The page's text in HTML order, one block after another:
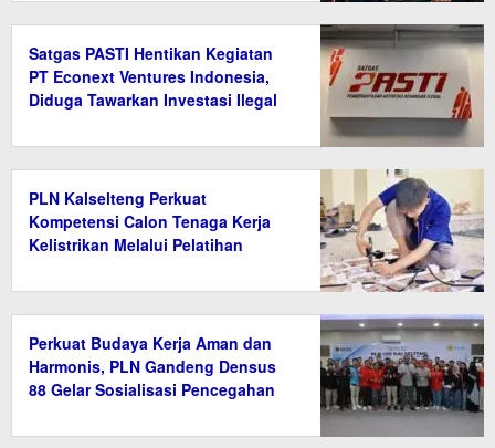
Satgas PASTI Hentikan Kegiatan
PT Econext Ventures Indonesia,
Diduga Tawarkan Investasi Ilegal
PLN Kalselteng Perkuat
Kompetensi Calon Tenaga Kerja
Kelistrikan Melalui Pelatihan
Perkuat Budaya Kerja Aman dan
Harmonis, PLN Gandeng Densus
88 Gelar Sosialisasi Pencegahan